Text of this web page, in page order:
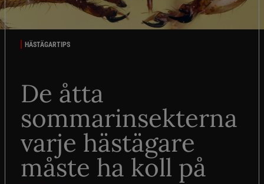
HÄSTÄGARTIPS
De åtta
sommarinsekterna
varje hästägare
måste ha koll på